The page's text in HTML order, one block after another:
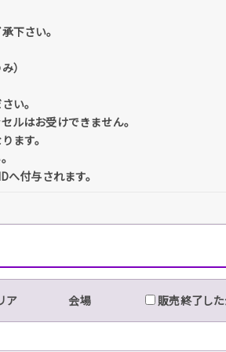
下さい。
）
い。
ルはお受けできません。
ます。
付与されます。
ア 会場 販売終了し